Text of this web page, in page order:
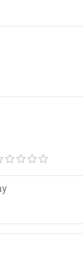
Rất tốt
Trung bình
Fair
Kém